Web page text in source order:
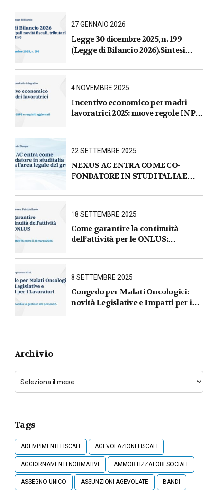
27 GENNAIO 2026
Legge 30 dicembre 2025, n. 199
(Legge di Bilancio 2026).Sintesi
fiscali, tributarie, contributive e per
4 NOVEMBRE 2025
Incentivo economico per madri
lavoratrici 2025: nuove regole INPS
22 SETTEMBRE 2025
NEXUS AC ENTRA COME CO-
FONDATORE IN STUDITALIA E
GRUPPO
18 SETTEMBRE 2025
Come garantire la continuità
dell’attività per le ONLUS :
31 marzo 2026
8 SETTEMBRE 2025
Congedo per Malati Oncologici:
novità Legislative e Impatti per i
Archivio
Tags
ADEMPIMENTI FISCALI AGEVOLAZIONI FISCALI
AGGIORNAMENTI NORMATIVI AMMORTIZZATORI SOCIALI
ASSEGNO UNICO ASSUNZIONI AGEVOLATE BANDI